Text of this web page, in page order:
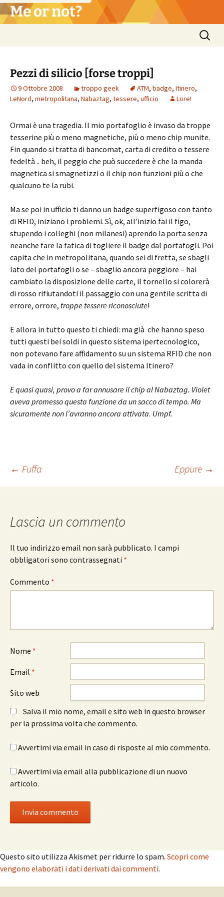
Vai
al Me or not?
Ricerca
per:
Pezzi di silicio [forse troppi]
9 Ottobre 2008 troppo geek ATM, badge, Itinero,
LeNord, metropolitana, Nabaztag, tessere, ufficio Lore!
Ormai è una tragedia. Il mio portafoglio è invaso da troppe
tesserine più o meno magnetiche, più o meno chip munite.
Fin quando si tratta di bancomat, carta di credito o tessere
fedeltà .. beh, il peggio che può succedere è che la manda
magnetica si smagnetizzi o il chip non funzioni più o che
qualcuno te la rubi.
Ma se poi in ufficio ti danno un badge superfigoso con tanto
di RFID, iniziano i problemi. Sì, ok, all’inizio fai il figo,
stupendo i colleghi (non milanesi) aprendo la porta senza
neanche fare la fatica di togliere il badge dal portafogli. Poi
capita che in metropolitana, quando sei di fretta, se sbagli
lato del portafogli o se – sbaglio ancora peggiore – hai
cambiato la disposizione delle carte, il tornello si colorerà
di rosso rifiutandoti il passaggio con una gentile scritta di
errore, orrore, troppe tessere riconosciute!
E allora in tutto questo ti chiedi: ma già che hanno speso
tutti questi bei soldi in questo sistema ipertecnologico,
non potevano fare affidamento su un sistema RFID che non
vada in conflitto con quello del sistema Itinero?
E quasi quasi, provo a far annusare il chip al Nabaztag. Violet
aveva promesso questa funzione da un sacco di tempo. Ma
sicuramente non l’avranno ancora attivata. Umpf.
Navigazione
← Fuffa Eppure →
Lascia un commento
Il tuo indirizzo email non sarà pubblicato. I campi
obbligatori sono contrassegnati *
Commento *
Nome *
Email *
Sito web
Salva il mio nome, email e sito web in questo browser
per la prossima volta che commento.
Avvertimi via email in caso di risposte al mio commento.
Avvertimi via email alla pubblicazione di un nuovo
articolo.
Questo sito utilizza Akismet per ridurre lo spam. Scopri come
vengono elaborati i dati derivati dai commenti.